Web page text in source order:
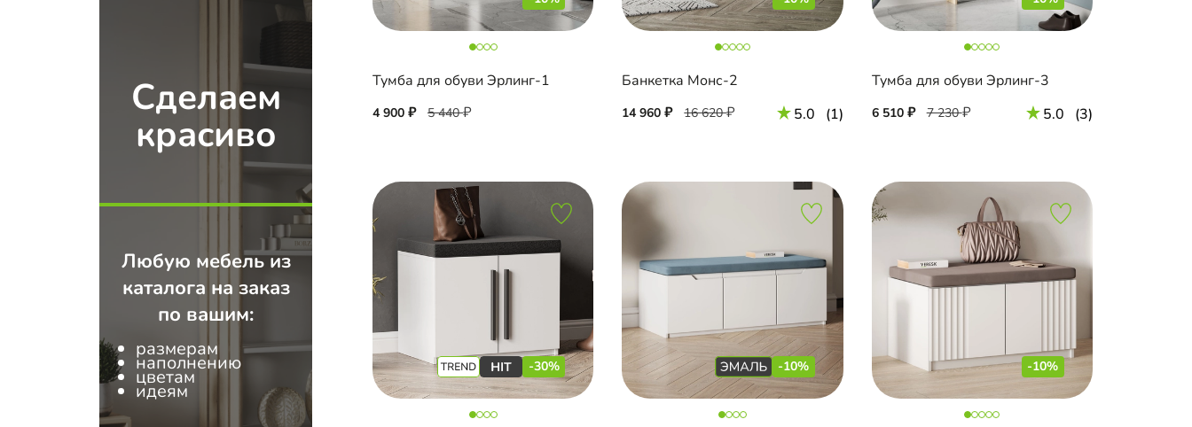
Сделаем
красиво
Любую мебель из
каталога на заказ
по вашим:
размерам
наполнению
цветам
идеям
Тумба для обуви Эрлинг-1
4 900 5 440
Банкетка Монс-2
14 960 16 620 5.0 (1)
Тумба для обуви Эрлинг-3
6 510 7 230 5.0 (3)
-30% -10% -10%